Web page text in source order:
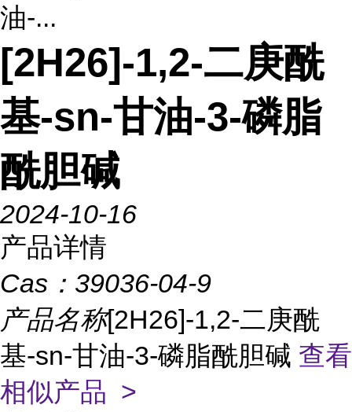
油-...
[2H26]-1,2-二庚酰
基-sn-甘油-3-磷脂
酰胆碱
2024-10-16
产品详情
Cas： 39036-04-9
产品名称[2H26]-1,2-二庚酰
基-sn-甘油-3-磷脂酰胆碱 查看
相似产品 >